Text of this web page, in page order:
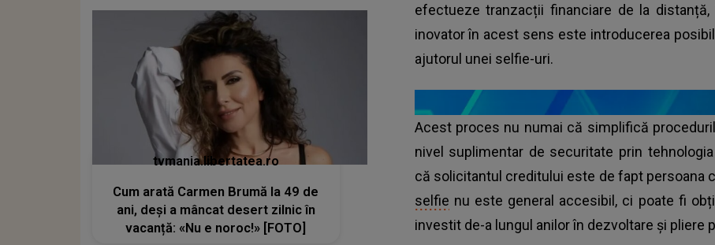
efectueze tranzacții financiare de la
inovator în acest sens este introducerea
ajutorul unei selfie-uri.
Acest proces nu numai că simplifică
nivel suplimentar de securitate prin
că solicitantul creditului este de fapt persoana
selfie nu este general accesibil, ci poate fi
investit de-a lungul anilor în dezvoltare și pliere
tvmania.libertatea.ro
Cum arată Carmen Brumă la 49 de
ani, deși a mâncat desert zilnic în
vacanță: «Nu e noroc!» [FOTO]